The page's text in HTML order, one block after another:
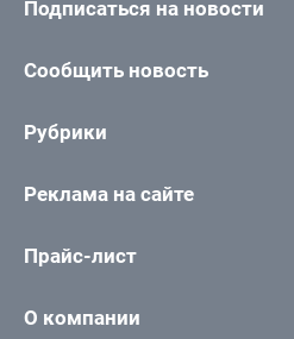
Подписаться на новости
Сообщить новость
Рубрики
Реклама на сайте
Прайс-лист
О компании